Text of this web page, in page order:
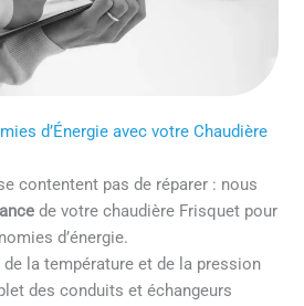
d’Énergie avec votre Chaudière
contentent pas de réparer : nous
de votre chaudière Frisquet pour
d’énergie.
de la température et de la pression
des conduits et échangeurs